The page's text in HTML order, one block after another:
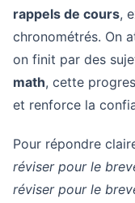
rappels de cours,
chronométrés. On
on finit par des
math, cette
et renforce la
Pour répondre
réviser pour le
réviser pour le